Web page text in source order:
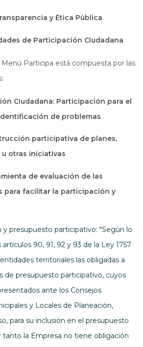
y Ética Pública
de Participación Ciudadana
Menú Participa está compuesta por las
Ciudadana: Participación para el
de problemas
participativa de planes,
otras iniciativas
de evaluación de las
para facilitar la participación y
y presupuesto participativo: "Según lo
90, 91, 92 y 93 de la Ley 1757
territoriales las obligadas a
de presupuesto participativo, cuyos
ante los Consejos
y Locales de Planeación,
para su inclusión en el presupuesto
tanto la Empresa no tiene obligación